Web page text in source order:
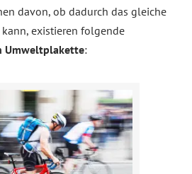
davon, ob dadurch das gleiche
existieren folgende
Umweltplakette: